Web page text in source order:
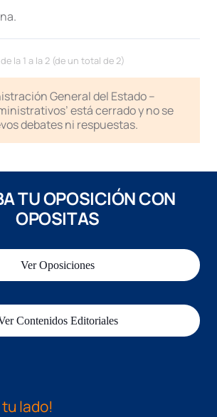
la 1 a la 2 (de un total de 2)
General del Estado –
está cerrado y no se
debates ni respuestas.
TU OPOSICIÓN CON
OPOSITAS
Ver Oposiciones
Contenidos Editoriales
lado!